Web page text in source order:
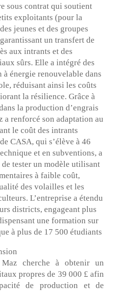
sous contrat qui soutient
exploitants (pour la
jeunes et des groupes
un transfert de
aux intrants et des
sûrs. Elle a intégré des
à énergie renouvelable dans
réduisant ainsi les coûts
la résilience. Grâce à
la production d’engrais
a renforcé son adaptation au
le coût des intrants
CASA, qui s’élève à 46
et en subventions, a
tester un modèle utilisant
à faible coût,
des volailles et les
L’entreprise a étendu
districts, engageant plus
une formation sur
à plus de 17 500 étudiants
cherche à obtenir un
propres de 39 000 £ afin
de production et de